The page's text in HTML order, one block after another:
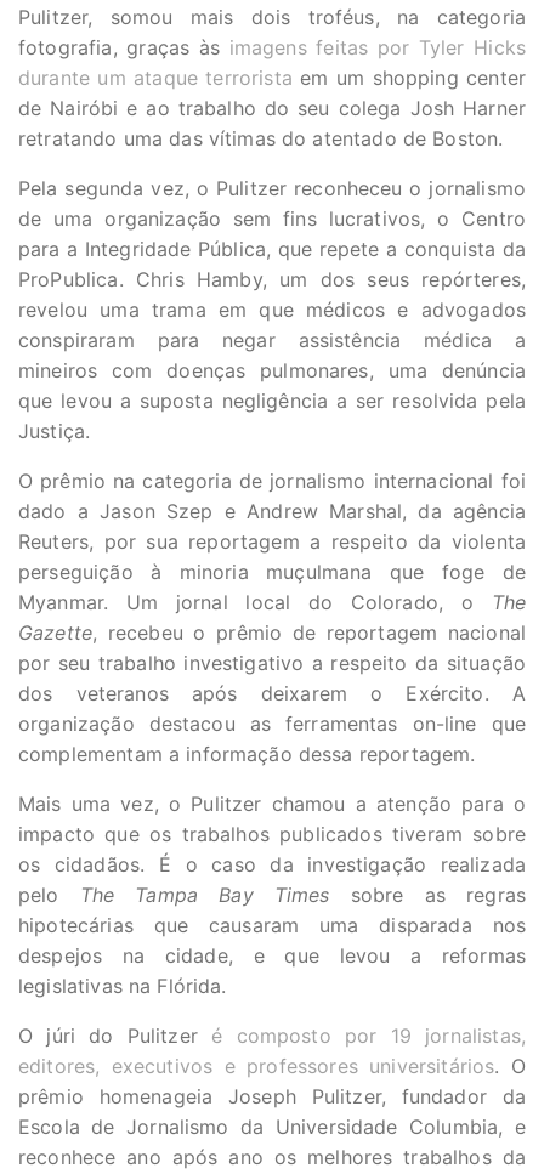
Pulitzer, somou mais dois troféus, na categoria
fotografia, graças às imagens feitas por Tyler Hicks
durante um ataque terrorista em um shopping center
de Nairóbi e ao trabalho do seu colega Josh Harner
retratando uma das vítimas do atentado de Boston.
Pela segunda vez, o Pulitzer reconheceu o jornalismo
de uma organização sem fins lucrativos, o Centro
para a Integridade Pública, que repete a conquista da
ProPublica. Chris Hamby, um dos seus repórteres,
revelou uma trama em que médicos e advogados
conspiraram para negar assistência médica a
mineiros com doenças pulmonares, uma denúncia
que levou a suposta negligência a ser resolvida pela
Justiça.
O prêmio na categoria de jornalismo internacional foi
dado a Jason Szep e Andrew Marshal, da agência
Reuters, por sua reportagem a respeito da violenta
perseguição à minoria muçulmana que foge de
Myanmar. Um jornal local do Colorado, o
The
Gazette, recebeu o prêmio de reportagem nacional
por seu trabalho investigativo a respeito da situação
dos veteranos após deixarem o Exército. A
organização destacou as ferramentas on-line que
complementam a informação dessa reportagem.
Mais uma vez, o Pulitzer chamou a atenção para o
impacto que os trabalhos publicados tiveram sobre
os cidadãos. É o caso da investigação realizada
pelo
The Tampa Bay Times sobre as regras
hipotecárias que causaram uma disparada nos
despejos na cidade, e que levou a reformas
legislativas na Flórida.
O júri do Pulitzer é composto por 19 jornalistas,
editores, executivos e professores universitários. O
prêmio homenageia Joseph Pulitzer, fundador da
Escola de Jornalismo da Universidade Columbia, e
reconhece ano após ano os melhores trabalhos da